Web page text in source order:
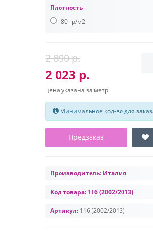
Плотность
80 гр/м2
2 890 р.
2 023 р.
цена указана за метр
Минимальное кол-во для
Предзаказ
Производитель: Италия
Код товара: 116 (2002/2013)
Артикул: 116 (2002/2013)